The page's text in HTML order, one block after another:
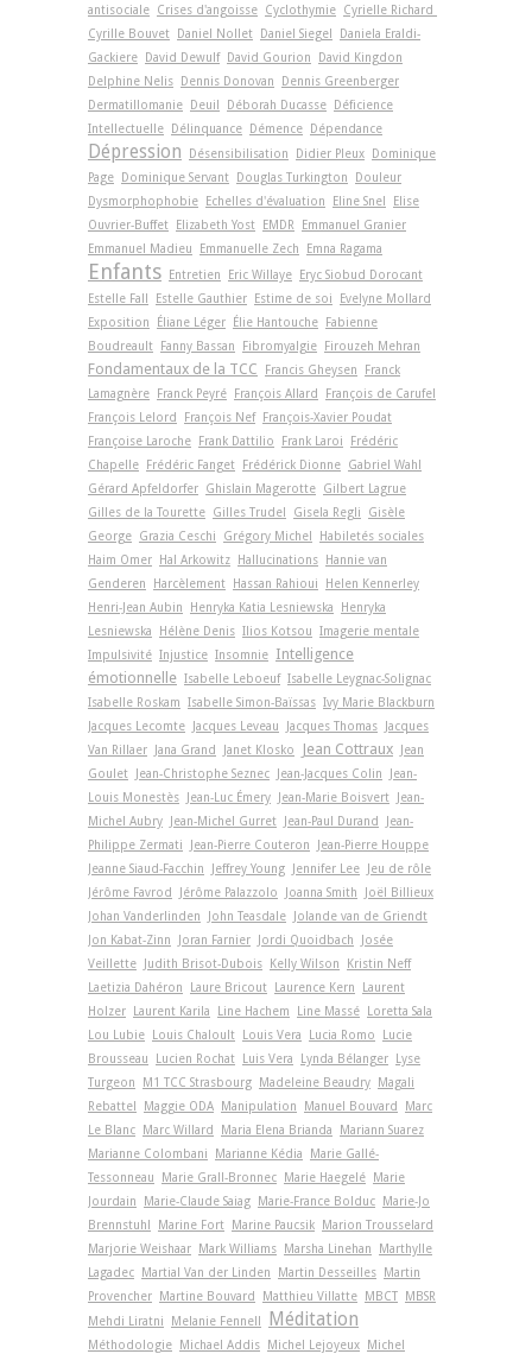
antisociale Crises d'angoisse Cyclothymie Cyrielle Richard
Cyrille Bouvet
Daniel Nollet Daniel Siegel
Daniela Eraldi-
Gackiere
David Dewulf David Gourion
David Kingdon
Delphine Nelis
Dennis Donovan
Dennis Greenberger
Dermatillomanie
Deuil Déborah Ducasse
Déficience
Intellectuelle
Délinquance Démence Dépendance
Dépression Désensibilisation Didier Pleux
Dominique
Page
Dominique Servant Douglas Turkington
Douleur
Dysmorphophobie
Echelles d'évaluation Eline Snel
Elise
Ouvrier-Buffet
Elizabeth Yost EMDR
Emmanuel Granier
Emmanuel Madieu
Emmanuelle Zech Emna Ragama
Enfants Entretien Eric Willaye
Eryc Siobud Dorocant
Estelle Fall
Estelle Gauthier Estime de soi
Evelyne Mollard
Exposition
Éliane Léger Élie Hantouche
Fabienne
Boudreault
Fanny Bassan Fibromyalgie Firouzeh Mehran
Fondamentaux de la TCC Francis Gheysen
Franck
Lamagnère
Franck Peyré François Allard
François de Carufel
François Lelord
François Nef
François-Xavier Poudat
Françoise Laroche
Frank Dattilio Frank Laroi
Frédéric
Chapelle
Frédéric Fanget Frédérick Dionne Gabriel Wahl
Gérard Apfeldorfer Ghislain Magerotte Gilbert Lagrue
Gilles de la Tourette Gilles Trudel Gisela Regli
Gisèle
George Grazia Ceschi Grégory Michel
Habiletés sociales
Haim Omer
Hal Arkowitz Hallucinations
Hannie van
Genderen
Harcèlement Hassan Rahioui
Helen Kennerley
Henri-Jean Aubin
Henryka Katia Lesniewska
Henryka
Lesniewska
Hélène Denis Ilios Kotsou Imagerie mentale
Impulsivité Injustice Insomnie Intelligence
émotionnelle Isabelle Leboeuf Isabelle Leygnac-Solignac
Isabelle Roskam Isabelle Simon-Baïssas Ivy Marie Blackburn
Jacques Lecomte
Jacques Leveau Jacques Thomas
Jacques
Van Rillaer
Jana Grand Janet Klosko Jean Cottraux
Jean
Goulet
Jean-Christophe Seznec Jean-Jacques Colin
Jean-
Louis Monestès
Jean-Luc Émery Jean-Marie Boisvert
Jean-
Michel Aubry
Jean-Michel Gurret Jean-Paul Durand
Jean-
Philippe Zermati
Jean-Pierre Couteron
Jean-Pierre Houppe
Jeanne Siaud-Facchin
Jeffrey Young Jennifer Lee
Jeu de rôle
Jérôme Favrod
Jérôme Palazzolo Joanna Smith
Joël Billieux
Johan Vanderlinden
John Teasdale
Jolande van de Griendt
Jon Kabat-Zinn
Joran Farnier Jordi Quoidbach
Josée
Veillette
Judith Brisot-Dubois Kelly Wilson
Kristin Neff
Laetizia Dahéron
Laure Bricout Laurence Kern
Laurent
Holzer
Laurent Karila Line Hachem Line Massé
Loretta Sala
Lou Lubie
Louis Chaloult Louis Vera Lucia Romo
Lucie
Brousseau
Lucien Rochat Luis Vera Lynda Bélanger
Lyse
Turgeon
M1 TCC Strasbourg Madeleine Beaudry
Magali
Rebattel
Maggie ODA Manipulation Manuel Bouvard
Marc
Le Blanc
Marc Willard Maria Elena Brianda
Mariann Suarez
Marianne Colombani
Marianne Kédia
Marie Gallé-
Tessonneau
Marie Grall-Bronnec Marie Haegelé
Marie
Jourdain
Marie-Claude Saiag Marie-France Bolduc
Marie-Jo
Brennstuhl
Marine Fort Marine Paucsik
Marion Trousselard
Marjorie Weishaar
Mark Williams Marsha Linehan
Marthylle
Lagadec
Martial Van der Linden Martin Desseilles
Martin
Provencher
Martine Bouvard Matthieu Villatte MBCT
MBSR
Mehdi Liratni
Melanie Fennell Méditation
Méthodologie Michael Addis Michel Lejoyeux
Michel